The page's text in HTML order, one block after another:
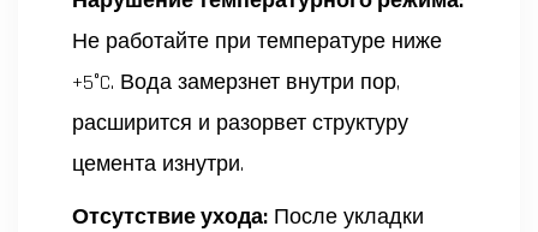
Не работайте при температуре ниже
+5°C. Вода замерзнет внутри пор,
расширится и разорвет структуру
цемента изнутри.
Отсутствие ухода: После укладки